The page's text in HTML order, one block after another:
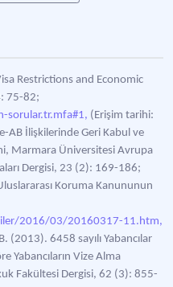
Restrictions and Economic
75-82;
sorular.tr.mfa#1, (Erişim tarihi:
AB İlişkilerinde Geri Kabul ve
Marmara Üniversitesi Avrupa
Dergisi, 23 (2): 169-186;
Koruma Kanununun
2016/03/20160317-11.htm,
6458 sayılı Yabancılar
Yabancıların Vize Alma
Fakültesi Dergisi, 62 (3): 855-